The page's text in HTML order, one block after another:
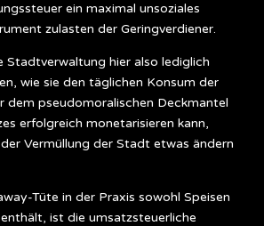
ein maximal unsoziales
zulasten der Geringverdiener.
Stadtverwaltung hier also lediglich
wie sie den täglichen Konsum der
dem pseudomoralischen Deckmantel
erfolgreich monetarisieren kann,
Vermüllung der Stadt etwas ändern
Tüte in der Praxis sowohl Speisen
ist die umsatzsteuerliche